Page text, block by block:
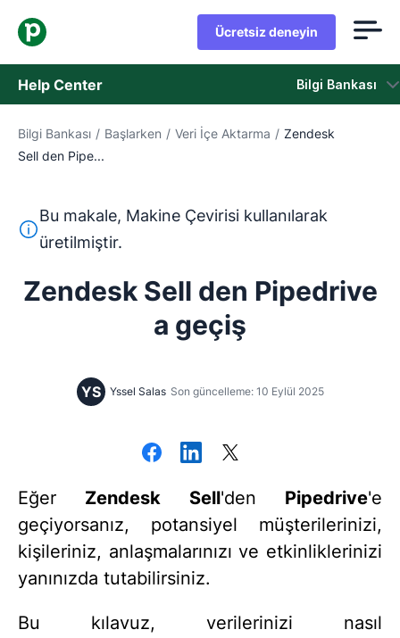
Ücretsiz deneyin
Help Center Bilgi Bankası
Bilgi Bankası
Destek Birimiyle İletişime Geçin
Bilgi Bankası / Başlarken / Veri İçe Aktarma / Zendesk
Sell den Pipe...
Bu metin, İngilizceden Makine Çevirisi aracı
Bu makale, Makine Çevirisi kullanılarak
üretilmiştir.
Zendesk Sell den Pipedrive
a geçiş
YS Yssel Salas Son güncelleme: 10 Eylül 2025
Eğer Zendesk Sell'den Pipedrive'e
geçiyorsanız, potansiyel müşterilerinizi,
kişileriniz, anlaşmalarınızı ve etkinliklerinizi
yanınızda tutabilirsiniz.
Bu kılavuz, verilerinizi nasıl